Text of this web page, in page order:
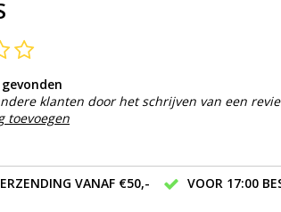
klanten door het schrijven van een
toevoegen
VANAF €50,-
VOOR 17:00